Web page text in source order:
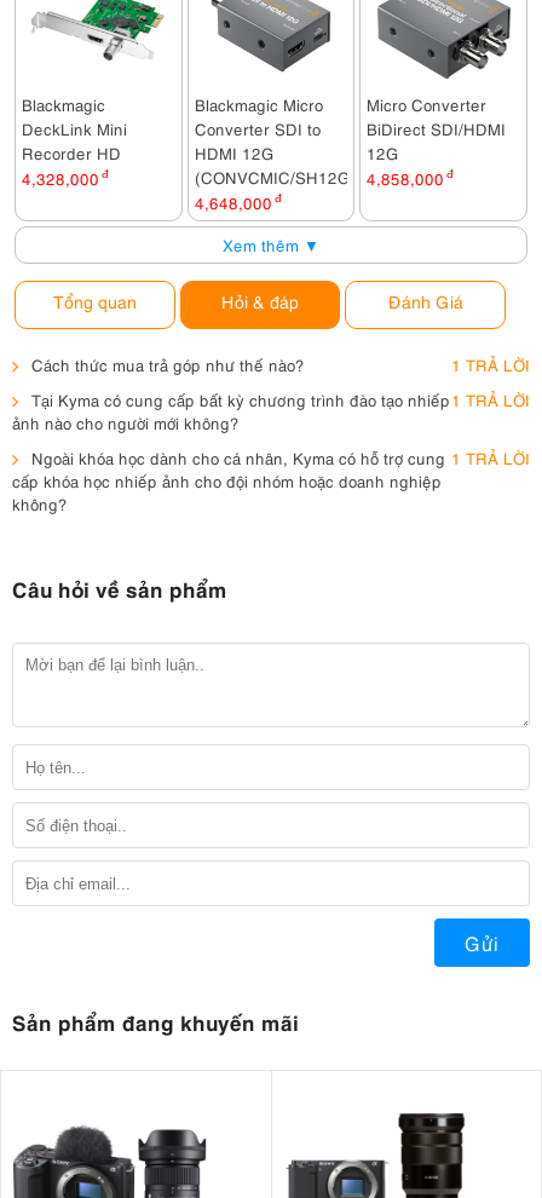
Blackmagic
DeckLink Mini
Recorder HD
4,328,000 đ
Blackmagic Micro
Converter SDI to
HDMI 12G
(CONVCMIC/SH12G)
4,648,000 đ
Micro Converter
BiDirect SDI/HDMI
12G
4,858,000 đ
Xem thêm ▼
Tổng quan Hỏi & đáp Đánh Giá
Cách thức mua trả góp như thế nào?
1 TRẢ LỜI
Tại Kyma có cung cấp bất kỳ chương trình đào tạo nhiếp
ảnh nào cho người mới không?
1 TRẢ LỜI
Ngoài khóa học dành cho cá nhân, Kyma có hỗ trợ cung
cấp khóa học nhiếp ảnh cho đội nhóm hoặc doanh nghiệp
không?
1 TRẢ LỜI
Câu hỏi về sản phẩm
Gửi
Sản phẩm đang khuyến mãi